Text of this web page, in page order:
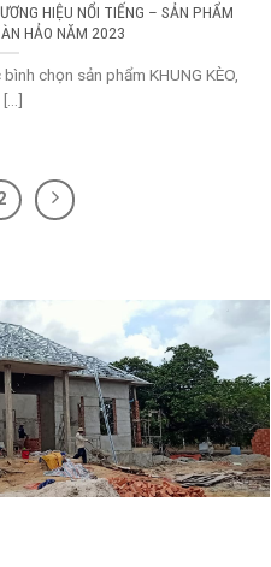
HIỆU NỔI TIẾNG – SẢN PHẨM
HẢO NĂM 2023
chọn sản phẩm KHUNG KÈO,